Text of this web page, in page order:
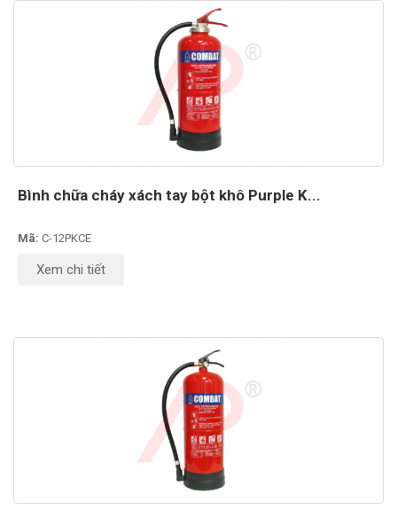
Bình chữa cháy xách tay bột khô Purple K...
Mã: C-12PKCE
Xem chi tiết